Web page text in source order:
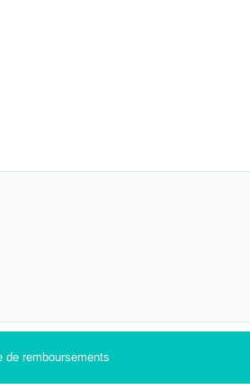
de remboursements